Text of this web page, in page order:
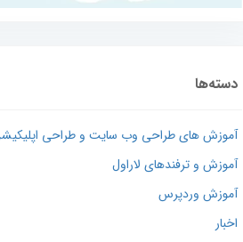
های طراحی وب سایت و طراحی اپلیکیشن
و ترفندهای لاراول
وردپرس